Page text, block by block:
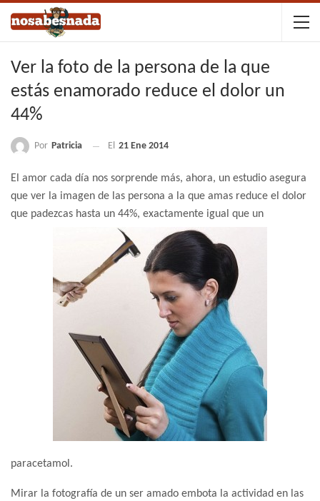
Ver la foto de la persona de la que
estás enamorado reduce el dolor un
44%
Por Patricia El 21 Ene 2014
El amor cada día nos sorprende más, ahora, un estudio asegura
que ver la imagen de las persona a la que amas reduce el dolor
que padezcas hasta un 44%, exactamente igual que un
paracetamol.
Mirar la fotografía de un ser amado embota la actividad en las